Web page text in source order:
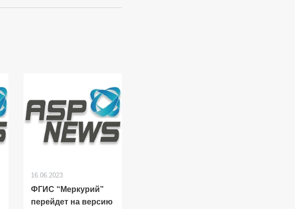
16.06.2023
ФГИС “Меркурий”
перейдет на версию